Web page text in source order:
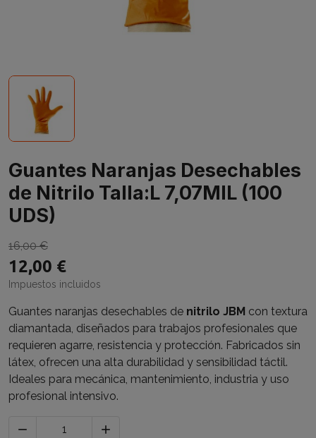
Guantes Naranjas Desechables
de Nitrilo Talla:L 7,07MIL (100
UDS)
16,00 €
12,00 €
Impuestos incluidos
Guantes naranjas desechables de nitrilo JBM con textura
diamantada, diseñados para trabajos profesionales que
requieren agarre, resistencia y protección. Fabricados sin
látex, ofrecen una alta durabilidad y sensibilidad táctil.
Ideales para mecánica, mantenimiento, industria y uso
profesional intensivo.

